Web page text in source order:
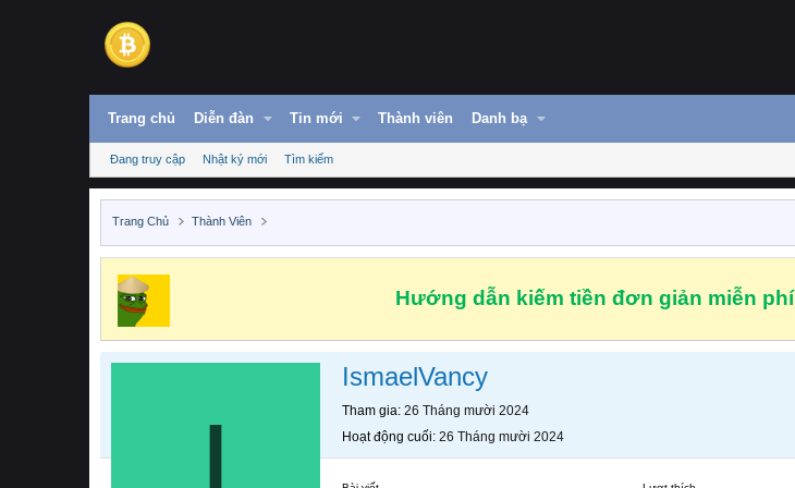
Trang chủ Diễn đàn Tin mới Thành viên Danh bạ
Đang truy cập Nhật ký mới Tìm kiếm
Trang Chủ Thành Viên
Hướng dẫn kiếm tiền đơn giản miễn phí
IsmaelVancy
Tham gia 26 Tháng mười 2024
Hoạt động cuối 26 Tháng mười 2024